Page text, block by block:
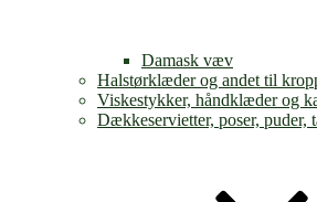
Damask væv
Halstørklæder og andet til
Viskestykker, håndklæder og
Dækkeservietter, poser, puder,